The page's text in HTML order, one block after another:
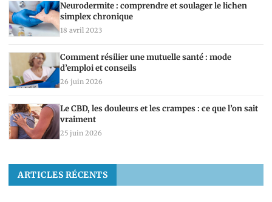
Neurodermite : comprendre et soulager le lichen
simplex chronique
18 avril 2023
Comment résilier une mutuelle santé : mode
d’emploi et conseils
26 juin 2026
Le CBD, les douleurs et les crampes : ce que l’on sait
vraiment
25 juin 2026
ARTICLES RÉCENTS